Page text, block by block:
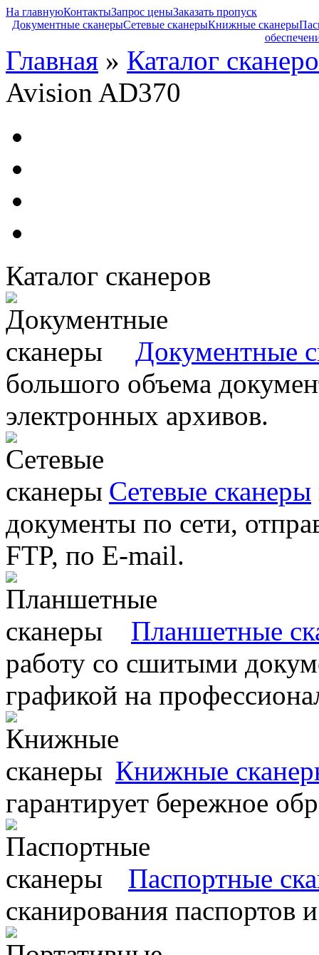
На главнуюКонтактыЗапрос ценыЗаказать пропуск
Документные сканерыСетевые сканерыКнижные сканеры
Главная » Каталог
Avision AD370
Каталог сканеров
Документные
большого объема
электронных архивов.
Сетевые сканеры
документы по сети,
FTP, по E-mail.
Планшетные
работу со сшитыми
графикой на
Книжные
гарантирует бережное
Паспортные
сканирования паспортов